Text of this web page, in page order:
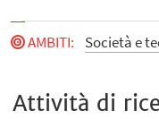
AMBITI: Società e
Attività di